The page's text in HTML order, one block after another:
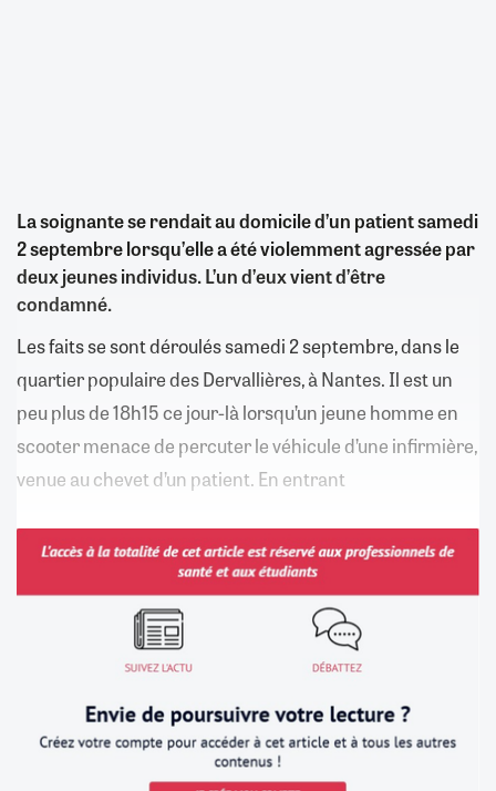
La soignante se rendait au domicile d’un patient samedi
2 septembre lorsqu’elle a été violemment agressée par
deux jeunes individus. L’un d’eux vient d’être
condamné.
Les faits se sont déroulés samedi 2 septembre, dans le
quartier populaire des Dervallières, à Nantes. Il est un
peu plus de 18h15 ce jour-là lorsqu’un jeune homme en
scooter menace de percuter le véhicule d’une infirmière,
venue au chevet d’un patient. En entrant